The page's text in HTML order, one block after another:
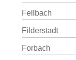
Fellbach
Filderstadt
Forbach